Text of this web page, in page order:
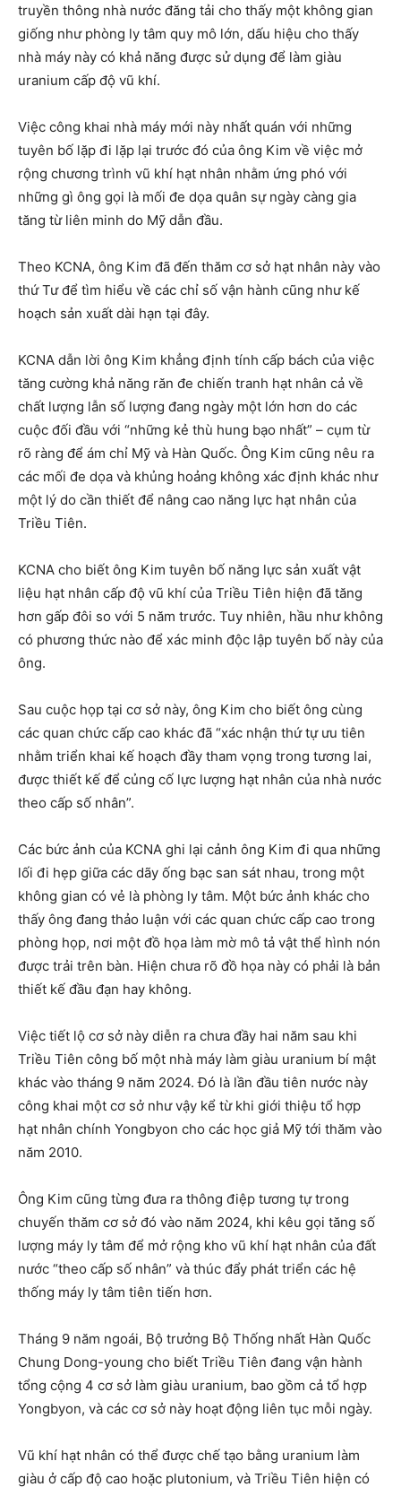
truyền thông nhà nước đăng tải cho thấy một không gian
giống như phòng ly tâm quy mô lớn, dấu hiệu cho thấy
nhà máy này có khả năng được sử dụng để làm giàu
uranium cấp độ vũ khí.
Việc công khai nhà máy mới này nhất quán với những
tuyên bố lặp đi lặp lại trước đó của ông Kim về việc mở
rộng chương trình vũ khí hạt nhân nhằm ứng phó với
những gì ông gọi là mối đe dọa quân sự ngày càng gia
tăng từ liên minh do Mỹ dẫn đầu.
Theo KCNA, ông Kim đã đến thăm cơ sở hạt nhân này vào
thứ Tư để tìm hiểu về các chỉ số vận hành cũng như kế
hoạch sản xuất dài hạn tại đây.
KCNA dẫn lời ông Kim khẳng định tính cấp bách của việc
tăng cường khả năng răn đe chiến tranh hạt nhân cả về
chất lượng lẫn số lượng đang ngày một lớn hơn do các
cuộc đối đầu với “những kẻ thù hung bạo nhất” – cụm từ
rõ ràng để ám chỉ Mỹ và Hàn Quốc. Ông Kim cũng nêu ra
các mối đe dọa và khủng hoảng không xác định khác như
một lý do cần thiết để nâng cao năng lực hạt nhân của
Triều Tiên.
KCNA cho biết ông Kim tuyên bố năng lực sản xuất vật
liệu hạt nhân cấp độ vũ khí của Triều Tiên hiện đã tăng
hơn gấp đôi so với 5 năm trước. Tuy nhiên, hầu như không
có phương thức nào để xác minh độc lập tuyên bố này của
ông.
Sau cuộc họp tại cơ sở này, ông Kim cho biết ông cùng
các quan chức cấp cao khác đã “xác nhận thứ tự ưu tiên
nhằm triển khai kế hoạch đầy tham vọng trong tương lai,
được thiết kế để củng cố lực lượng hạt nhân của nhà nước
theo cấp số nhân”.
Các bức ảnh của KCNA ghi lại cảnh ông Kim đi qua những
lối đi hẹp giữa các dãy ống bạc san sát nhau, trong một
không gian có vẻ là phòng ly tâm. Một bức ảnh khác cho
thấy ông đang thảo luận với các quan chức cấp cao trong
phòng họp, nơi một đồ họa làm mờ mô tả vật thể hình nón
được trải trên bàn. Hiện chưa rõ đồ họa này có phải là bản
thiết kế đầu đạn hay không.
Việc tiết lộ cơ sở này diễn ra chưa đầy hai năm sau khi
Triều Tiên công bố một nhà máy làm giàu uranium bí mật
khác vào tháng 9 năm 2024. Đó là lần đầu tiên nước này
công khai một cơ sở như vậy kể từ khi giới thiệu tổ hợp
hạt nhân chính Yongbyon cho các học giả Mỹ tới thăm vào
năm 2010.
Ông Kim cũng từng đưa ra thông điệp tương tự trong
chuyến thăm cơ sở đó vào năm 2024, khi kêu gọi tăng số
lượng máy ly tâm để mở rộng kho vũ khí hạt nhân của đất
nước “theo cấp số nhân” và thúc đẩy phát triển các hệ
thống máy ly tâm tiên tiến hơn.
Tháng 9 năm ngoái, Bộ trưởng Bộ Thống nhất Hàn Quốc
Chung Dong-young cho biết Triều Tiên đang vận hành
tổng cộng 4 cơ sở làm giàu uranium, bao gồm cả tổ hợp
Yongbyon, và các cơ sở này hoạt động liên tục mỗi ngày.
Vũ khí hạt nhân có thể được chế tạo bằng uranium làm
giàu ở cấp độ cao hoặc plutonium, và Triều Tiên hiện có